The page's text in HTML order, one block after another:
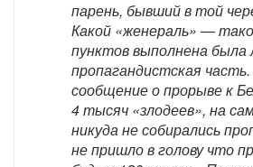
парень, бывший в той
Какой «женераль» —
пунктов выполнена была
пропагандистская
сообщение о прорыве к
4 тысяч «злодеев», на
никуда не собирались
не пришло в голову что